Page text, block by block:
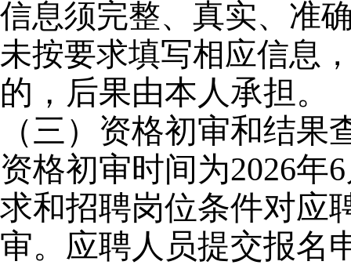
信息须完整、真实、准
未按要求填写相应信息
的，后果由本人承担。
（三）资格初审和结果
资格初审时间为2026年
求和招聘岗位条件对应
审。应聘人员提交报名